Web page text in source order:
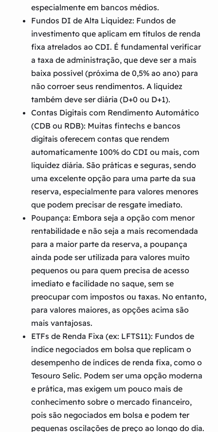
especialmente em bancos médios.
Fundos DI de Alta Liquidez: Fundos de
investimento que aplicam em títulos de renda
fixa atrelados ao CDI. É fundamental verificar
a taxa de administração, que deve ser a mais
baixa possível (próxima de 0,5% ao ano) para
não corroer seus rendimentos. A liquidez
também deve ser diária (D+0 ou D+1).
Contas Digitais com Rendimento Automático
(CDB ou RDB): Muitas fintechs e bancos
digitais oferecem contas que rendem
automaticamente 100% do CDI ou mais, com
liquidez diária. São práticas e seguras, sendo
uma excelente opção para uma parte da sua
reserva, especialmente para valores menores
que podem precisar de resgate imediato.
Poupança: Embora seja a opção com menor
rentabilidade e não seja a mais recomendada
para a maior parte da reserva, a poupança
ainda pode ser utilizada para valores muito
pequenos ou para quem precisa de acesso
imediato e facilidade no saque, sem se
preocupar com impostos ou taxas. No entanto,
para valores maiores, as opções acima são
mais vantajosas.
ETFs de Renda Fixa (ex: LFTS11): Fundos de
índice negociados em bolsa que replicam o
desempenho de índices de renda fixa, como o
Tesouro Selic. Podem ser uma opção moderna
e prática, mas exigem um pouco mais de
conhecimento sobre o mercado financeiro,
pois são negociados em bolsa e podem ter
pequenas oscilações de preço ao longo do dia.